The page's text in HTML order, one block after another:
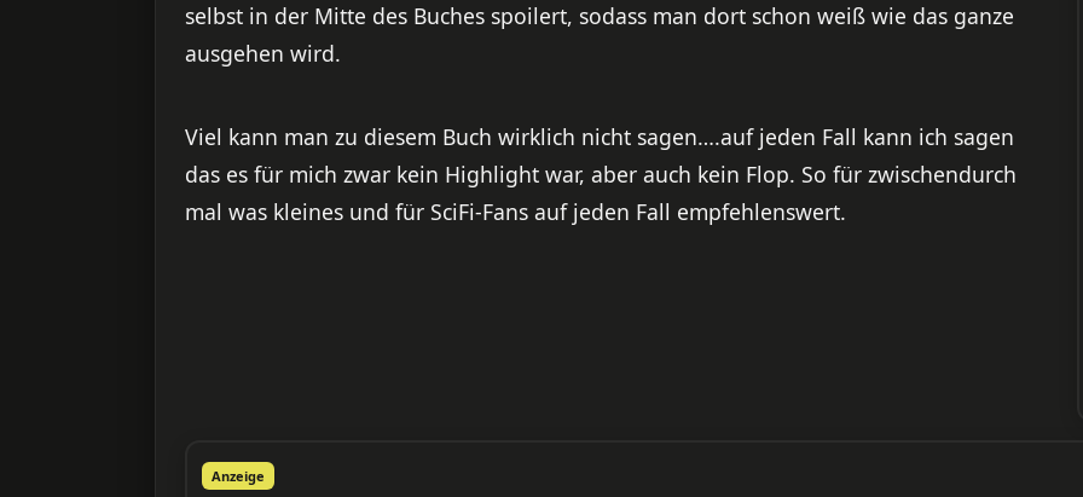
selbst in der Mitte des Buches spoilert, sodass man dort schon weiß wie das ganze
ausgehen wird.
Viel kann man zu diesem Buch wirklich nicht sagen….auf jeden Fall kann ich sagen
das es für mich zwar kein Highlight war, aber auch kein Flop. So für zwischendurch
mal was kleines und für SciFi-Fans auf jeden Fall empfehlenswert.
Anzeige